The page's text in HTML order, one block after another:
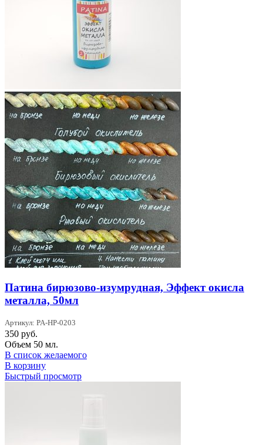
Патина бирюзово-изумрудная, Эффект окисла
металла, 50мл
Артикул: PA-HP-0203
350 руб.
Объем 50 мл.
В список желаемого
В корзину
Быстрый просмотр